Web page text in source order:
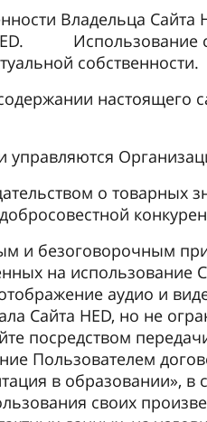
Владельца
Использование
собственности.
настоящего
управляются
о товарных
и безоговорочным
на использование
аудио и
Cайта HED, но не
посредством
Пользователем
в образовании», в
своих